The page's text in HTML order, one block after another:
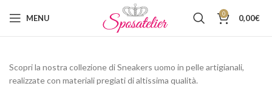
MENU 0 0,00€
Scopri la nostra collezione di Sneakers uomo in pelle artigianali,
realizzate con materiali pregiati di altissima qualità.